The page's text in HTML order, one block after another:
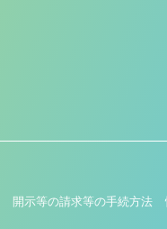
開示等の請求等の手続方法